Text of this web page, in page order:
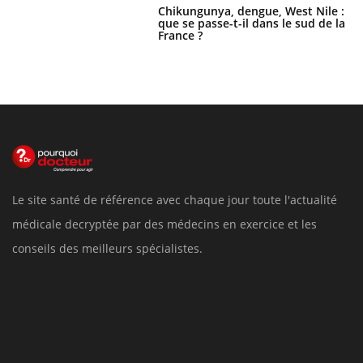
Chikungunya, dengue, West Nile :
que se passe-t-il dans le sud de la
France ?
Le site santé de référence avec chaque jour toute l'actualité
médicale decryptée par des médecins en exercice et les
conseils des meilleurs spécialistes.